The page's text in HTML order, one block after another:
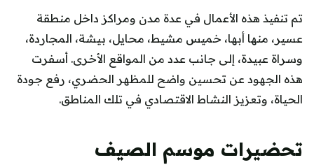
تم تنفيذ هذه الأعمال في عدة مدن ومراكز داخل منطقة
عسير، منها أبها، خميس مشيط، محايل، بيشة، المجاردة،
وسراة عبيدة، إلى جانب عدد من المواقع الأخرى. أسفرت
هذه الجهود عن تحسين واضح للمظهر الحضري، رفع جودة
الحياة، وتعزيز النشاط الاقتصادي في تلك المناطق.
تحضيرات موسم الصيف